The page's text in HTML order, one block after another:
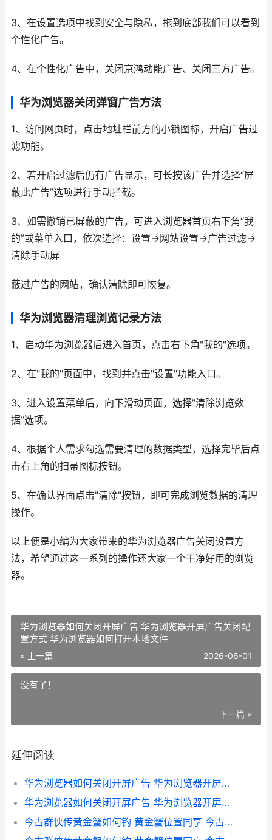
3、在设置选项中找到安全与隐私，拖到底部我们可以看到
个性化广告。
4、在个性化广告中，关闭京鸿动能广告、关闭三方广告。
华为浏览器关闭弹窗广告方法
1、访问网页时，点击地址栏前方的小锁图标，开启广告过
滤功能。
2、若开启过滤后仍有广告显示，可长按该广告并选择“屏
蔽此广告”选项进行手动拦截。
3、如需撤销已屏蔽的广告，可进入浏览器首页右下角“我
的”或菜单入口，依次选择：设置→网站设置→广告过滤→
清除手动屏
蔽过广告的网站，确认清除即可恢复。
华为浏览器清理浏览记录方法
1、启动华为浏览器后进入首页，点击右下角"我的"选项。
2、在"我的"页面中，找到并点击"设置"功能入口。
3、进入设置菜单后，向下滑动页面，选择"清除浏览数
据"选项。
4、根据个人需求勾选需要清理的数据类型，选择完毕后点
击右上角的扫帚图标按钮。
5、在确认界面点击"清除"按钮，即可完成浏览数据的清理
操作。
以上便是小编为大家带来的华为浏览器广告关闭设置方
法，希望通过这一系列的操作还大家一个干净好用的浏览
器。
华为浏览器如何关闭开屏广告 华为浏览器开屏广告关闭配
置方式 华为浏览器如何打开本地文件
« 上一篇 2026-06-01
没有了！
下一篇 »
延伸阅读
华为浏览器如何关闭开屏广告 华为浏览器开屏广告关闭配置方式 华为浏览器如何删除历史记录
华为浏览器如何关闭开屏广告 华为浏览器开屏广告关闭配置方式 华为浏览器如何打开本地文件
今古群侠传黄金蟹如何钓 黄金蟹位置同享 今古群侠传黄金蟹怎么获得